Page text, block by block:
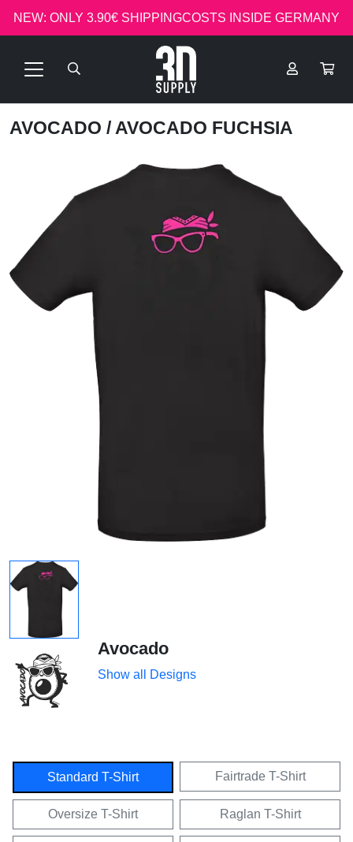
NEW: ONLY 3.90€ SHIPPINGCOSTS INSIDE GERMANY
AVOCADO / AVOCADO FUCHSIA
Avocado
Show all Designs
Standard T-Shirt Fairtrade T-Shirt
Oversize T-Shirt Raglan T-Shirt